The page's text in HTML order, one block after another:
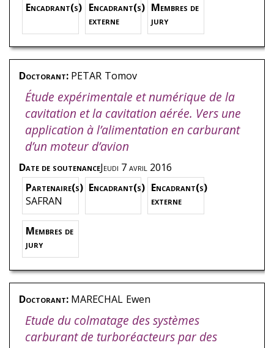
Encadrant(s) Encadrant(s)
externe
Membres de
jury
Doctorant: PETAR Tomov
Étude expérimentale et numérique de la
cavitation et la cavitation aérée. Vers une
application à l’alimentation en carburant
d’un moteur d’avion
Date de soutenanceJeudi 7 avril 2016
Partenaire(s)
SAFRAN
Encadrant(s) Encadrant(s)
externe
Membres de
jury
Doctorant: MARECHAL Ewen
Etude du colmatage des systèmes
carburant de turboréacteurs par des